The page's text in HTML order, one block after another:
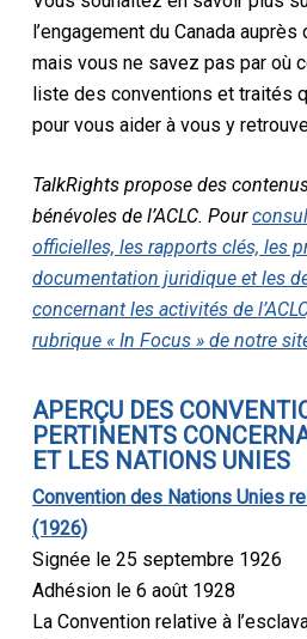
l’engagement du Canada
mais vous ne savez pas par où
liste des conventions et traités
pour vous aider à vous y
TalkRights propose des
bénévoles de l’ACLC. Pour
officielles, les rapports clés, les
documentation juridique et les
concernant les activités de
rubrique « In Focus » de notre
APERÇU DES
PERTINENTS
ET LES NATIONS UNIES
Convention des Nations Unies
(1926)
Signée le 25 septembre 1926
Adhésion le 6 août 1928
La Convention relative à